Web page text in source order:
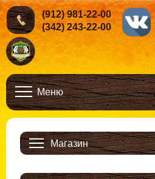
(912) 981-22-00
(342) 243-22-00
Меню
Магазин